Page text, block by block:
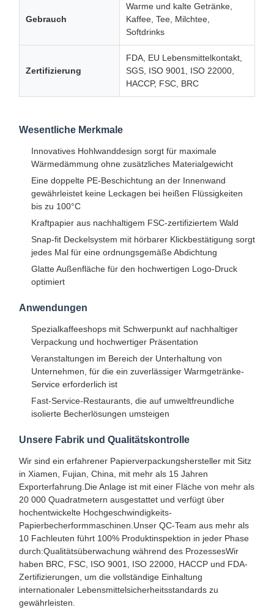
Heim Produkte Über Uns
Werksbesicht
Igung
Gebrauch
Warme und kalte Getränke,
Kaffee, Tee, Milchtee,
Softdrinks
Zertifizierung
FDA, EU Lebensmittelkontakt,
SGS, ISO 9001, ISO 22000,
HACCP, FSC, BRC
Wesentliche Merkmale
Innovatives Hohlwanddesign sorgt für maximale
Wärmedämmung ohne zusätzliches Materialgewicht
Eine doppelte PE-Beschichtung an der Innenwand
gewährleistet keine Leckagen bei heißen Flüssigkeiten
bis zu 100°C
Kraftpapier aus nachhaltigem FSC-zertifiziertem Wald
Snap-fit Deckelsystem mit hörbarer Klickbestätigung sorgt
jedes Mal für eine ordnungsgemäße Abdichtung
Glatte Außenfläche für den hochwertigen Logo-Druck
optimiert
Anwendungen
Spezialkaffeeshops mit Schwerpunkt auf nachhaltiger
Verpackung und hochwertiger Präsentation
Veranstaltungen im Bereich der Unterhaltung von
Unternehmen, für die ein zuverlässiger Warmgetränke-
Service erforderlich ist
Fast-Service-Restaurants, die auf umweltfreundliche
isolierte Becherlösungen umsteigen
Unsere Fabrik und Qualitätskontrolle
Wir sind ein erfahrener Papierverpackungshersteller mit Sitz
in Xiamen, Fujian, China, mit mehr als 15 Jahren
Exporterfahrung.Die Anlage ist mit einer Fläche von mehr als
20 000 Quadratmetern ausgestattet und verfügt über
hochentwickelte Hochgeschwindigkeits-
Papierbecherformmaschinen.Unser QC-Team aus mehr als
10 Fachleuten führt 100% Produktinspektion in jeder Phase
durch:Qualitätsüberwachung während des ProzessesWir
haben BRC, FSC, ISO 9001, ISO 22000, HACCP und FDA-
Zertifizierungen, um die vollständige Einhaltung
internationaler Lebensmittelsicherheitsstandards zu
gewährleisten.